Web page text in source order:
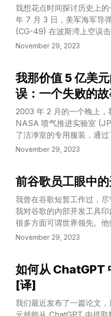
我想花点时间探讨历史上
年 7 月 3 日，美军海军导
(CG-49) 在波斯湾上空误
上 290 人全部遇难。
November 29, 2023
我那价值 5 亿美
误：一个失败的
2003 年 2 月的一个晚上，
NASA 喷气推进实验室
了洁净室的专用服装，通
闸室。这里自 60 年代的月
Spirit 火星探测车运往佛罗
场，与它的“兄弟
两周的时间了。
November 29, 2023
View Article
前谷歌员工眼中
我曾在谷歌短暂工作过，
我对谷歌的内部开发工具
很多方面可谓世界领先。
统方面走在前沿，还在大规
度挑战。（参考资料：[《
(https://
Google-Lessons-
Programming/dp/
November 29, 2023
View Article
如何从 ChatGPT
[译]
我们最近发布了一篇论文
View Article